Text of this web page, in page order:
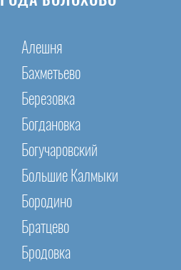
Алешня
Бахметьево
Березовка
Богдановка
Богучаровский
Большие Калмыки
Бородино
Братцево
Бродовка